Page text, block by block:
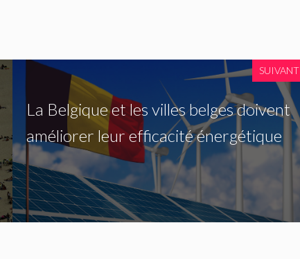
SUIVANT
La Belgique et les villes belges doivent
améliorer leur efficacité énergétique